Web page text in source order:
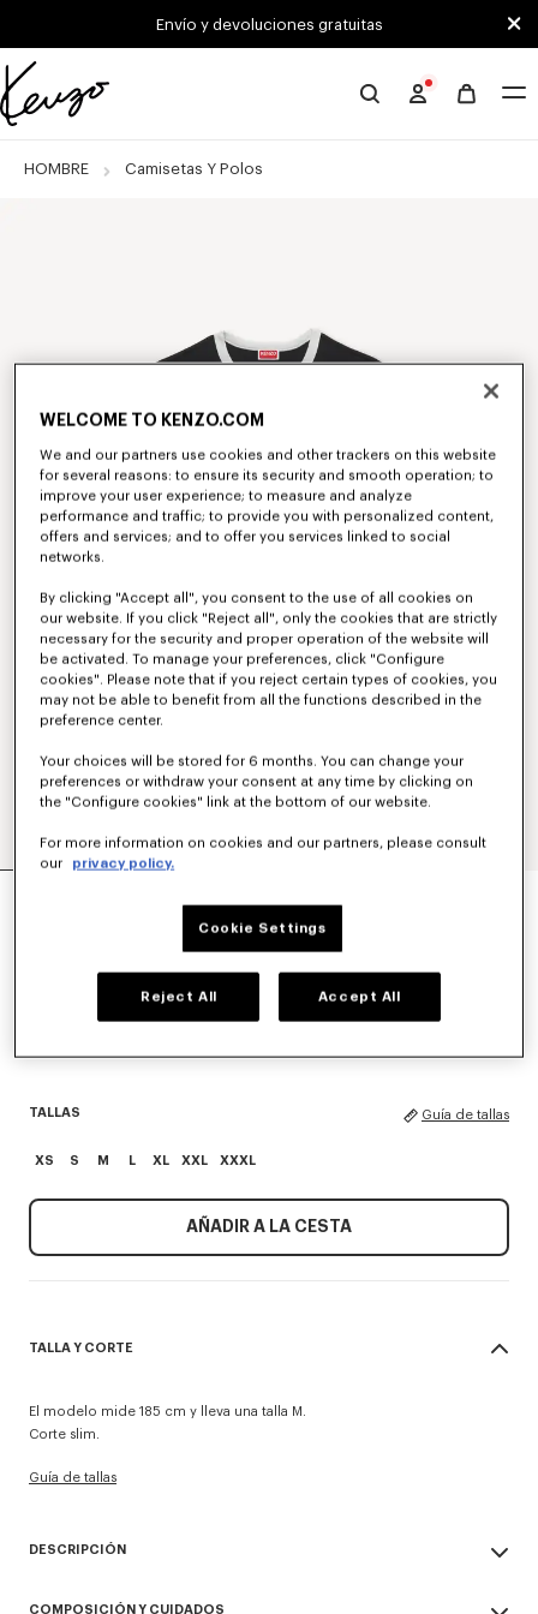
Skip to main content
Skip to footer contentEnvío y devoluciones gratuitas
Página
HOMBRE Camisetas Y Polos
TALLAS Guía de tallas
XS S M L XL XXL XXXL
AÑADIR A LA CESTA
TALLA Y CORTE
El modelo mide 185 cm y lleva una talla M.
Corte slim.
Guía de tallas
DESCRIPCIÓN
COMPOSICIÓN Y CUIDADOS
WELCOME TO KENZO.COM
We and our partners use cookies and other trackers on this website
for several reasons: to ensure its security and smooth operation; to
improve your user experience; to measure and analyze
performance and traffic; to provide you with personalized content,
offers and services; and to offer you services linked to social
networks.
By clicking "Accept all", you consent to the use of all cookies on
our website. If you click "Reject all", only the cookies that are strictly
necessary for the security and proper operation of the website will
be activated. To manage your preferences, click "Configure
cookies". Please note that if you reject certain types of cookies, you
may not be able to benefit from all the functions described in the
preference center.
Your choices will be stored for 6 months. You can change your
preferences or withdraw your consent at any time by clicking on
the "Configure cookies" link at the bottom of our website.
For more information on cookies and our partners, please consult
our
privacy policy.
Cookie Settings
Reject All Accept All